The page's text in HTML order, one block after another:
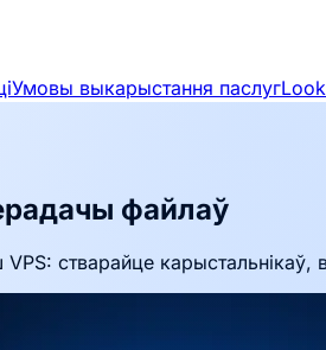
Умовы выкарыстання паслуг
файлаў
стварайце